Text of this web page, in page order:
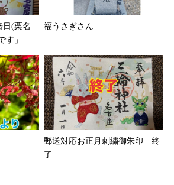
日(栗名
す」
福うさぎさん
郵送対応お正月刺繍御朱印 終
了